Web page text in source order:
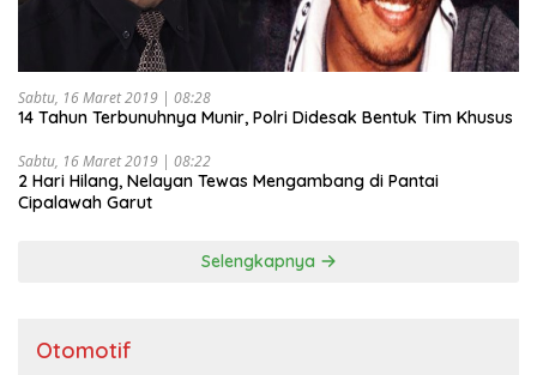
Sabtu, 16 Maret 2019 | 08:28
14 Tahun Terbunuhnya Munir, Polri Didesak Bentuk Tim Khusus
Sabtu, 16 Maret 2019 | 08:22
2 Hari Hilang, Nelayan Tewas Mengambang di Pantai
Cipalawah Garut
Selengkapnya
Otomotif